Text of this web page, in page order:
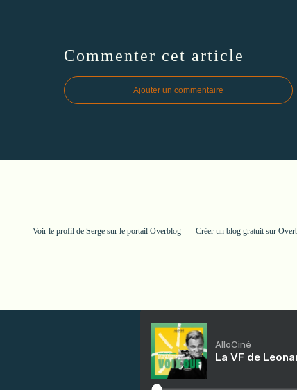
Commenter cet article
Ajouter un commentaire
Voir le profil de Serge sur le portail Overblog Créer un blog gratuit sur
AlloCiné
La VF de